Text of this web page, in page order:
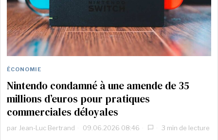
ÉCONOMIE
Nintendo condamné à une amende de 35
millions d’euros pour pratiques
commerciales déloyales
par Jean-Luc Bertrand 09.06.2026 08:46 3 min de lecture